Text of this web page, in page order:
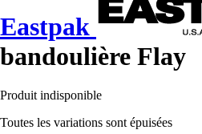
Eastpak
bandoulière Flay
Produit indisponible
Toutes les variations sont épuisées